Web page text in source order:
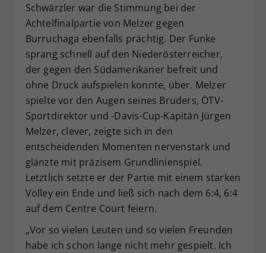
Schwärzler war die Stimmung bei der
Achtelfinalpartie von Melzer gegen
Burruchaga ebenfalls prächtig. Der Funke
sprang schnell auf den Niederösterreicher,
der gegen den Südamerikaner befreit und
ohne Druck aufspielen konnte, über. Melzer
spielte vor den Augen seines Bruders, ÖTV-
Sportdirektor und -Davis-Cup-Kapitän Jürgen
Melzer, clever, zeigte sich in den
entscheidenden Momenten nervenstark und
glänzte mit präzisem Grundlinienspiel.
Letztlich setzte er der Partie mit einem starken
Volley ein Ende und ließ sich nach dem 6:4, 6:4
auf dem Centre Court feiern.
„Vor so vielen Leuten und so vielen Freunden
habe ich schon lange nicht mehr gespielt. Ich